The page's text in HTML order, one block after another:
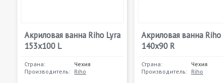
Акриловая ванна Riho Lyra
153х100 L
Страна:
Чехия
Производитель: Riho
Акриловая ванна Riho
140х90 R
Страна:
Чехия
Производитель: Riho